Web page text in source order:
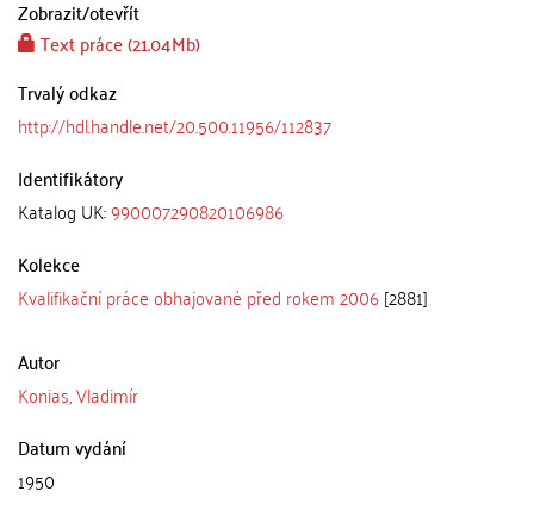
Zobrazit/otevřít
Text práce (21.04Mb)
Trvalý odkaz
http://hdl.handle.net/20.500.11956/112837
Identifikátory
Katalog UK:990007290820106986
Kolekce
Kvalifikační práce obhajované před rokem 2006[2881]
Autor
Konias, Vladimír
Datum vydání
1950